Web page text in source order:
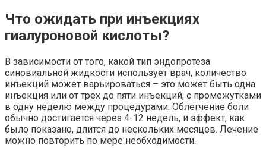
Что ожидать при инъекциях
гиалуроновой кислоты?
В зависимости от того, какой тип эндопротеза
синовиальной жидкости использует врач, количество
инъекций может варьироваться – это может быть одна
инъекция или от трех до пяти инъекций, с промежутками
в одну неделю между процедурами. Облегчение боли
обычно достигается через 4-12 недель, и эффект, как
было показано, длится до нескольких месяцев. Лечение
можно повторить по мере необходимости.